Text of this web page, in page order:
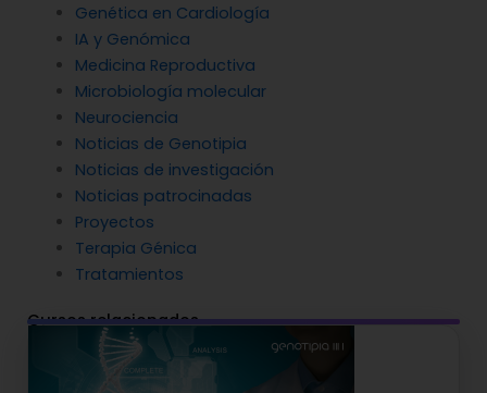
Genética en Cardiología
IA y Genómica
Medicina Reproductiva
Microbiología molecular
Neurociencia
Noticias de Genotipia
Noticias de investigación
Noticias patrocinadas
Proyectos
Terapia Génica
Tratamientos
Cursos relacionados